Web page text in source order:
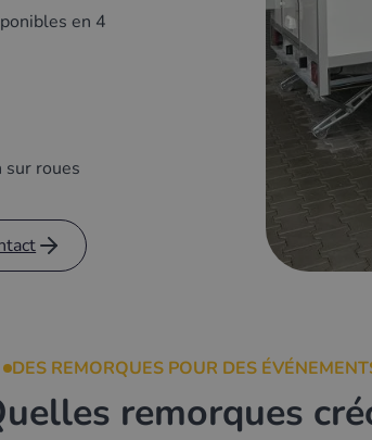
en 4
sur roues
DES REMORQUES POUR DES
remorques